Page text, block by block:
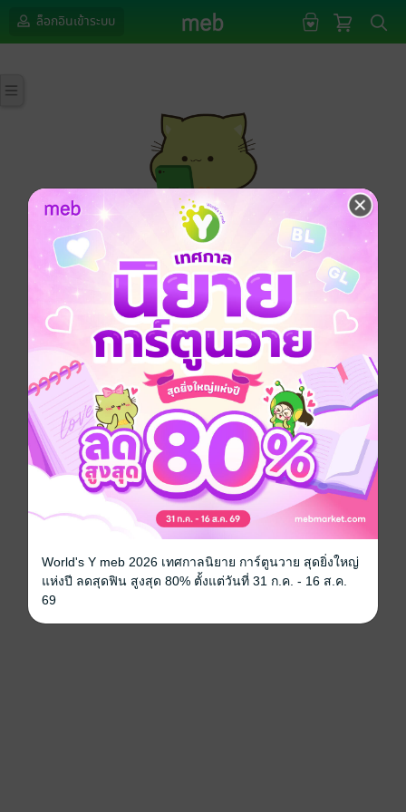
ล็อกอินเข้าระบบ
กรุณาเข้าสู่ระบบก่อนดำเนินรายการด้วยค่ะ
ล็อกอินเข้าระบบ
World's Y meb 2026 เทศกาลนิยาย การ์ตูนวาย สุดยิ่งใหญ่
แห่งปี ลดสุดฟิน สูงสุด 80% ตั้งแต่วันที่ 31 ก.ค. - 16 ส.ค.
69